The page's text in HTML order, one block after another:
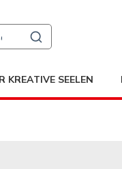
KREATIVE SEELEN